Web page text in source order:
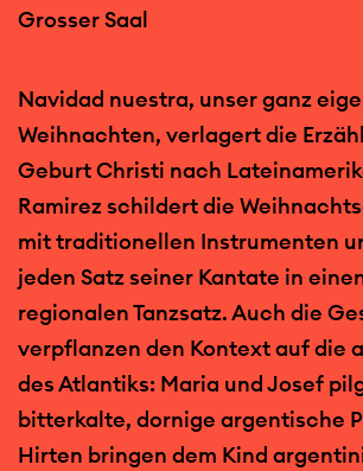
Grosser Saal
Navidad nuestra, unser ganz
Weihnachten, verlagert die
Geburt Christi nach
Ramirez schildert die
mit traditionellen Instrumenten
jeden Satz seiner Kantate in
regionalen Tanzsatz. Auch die
verpflanzen den Kontext auf die
des Atlantiks: Maria und Josef
bitterkalte, dornige argentische
Hirten bringen dem Kind